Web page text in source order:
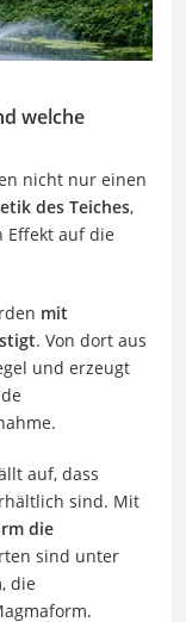
welche
nicht nur einen
des Teiches,
Effekt auf die
mit
. Von dort aus
und erzeugt
auf, dass
sind. Mit
die
sind unter
die